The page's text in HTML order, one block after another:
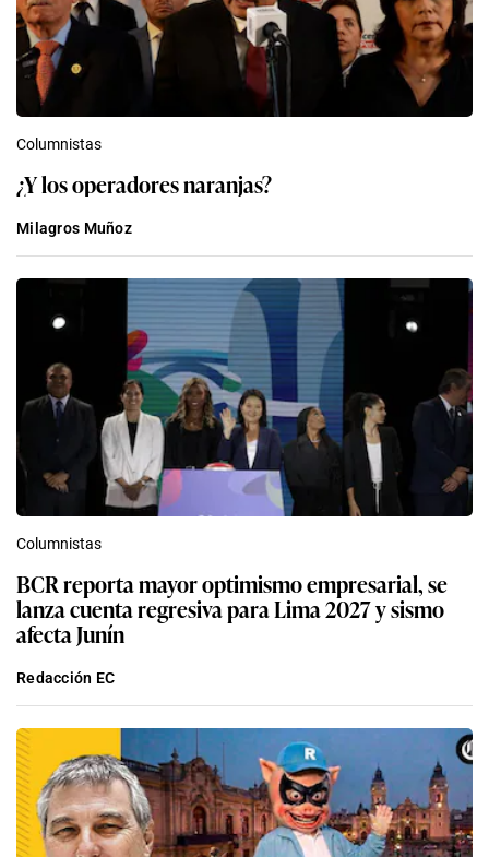
Columnistas
¿Y los operadores naranjas?
Milagros Muñoz
Columnistas
BCR reporta mayor optimismo empresarial, se
lanza cuenta regresiva para Lima 2027 y sismo
afecta Junín
Redacción EC